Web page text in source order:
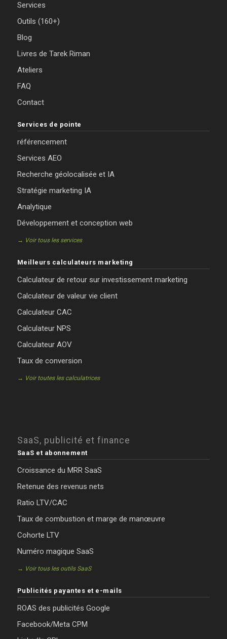
Services
Outils (160+)
Blog
Livres de Tarek Riman
Ateliers
FAQ
Contact
Services de pointe
référencement
Services AEO
Recherche géolocalisée et IA
Stratégie marketing IA
Analytique
Développement et conception web
→ Voir tous les services
Meilleurs calculateurs marketing
Calculateur de retour sur investissement marketing
Calculateur de valeur vie client
Calculateur CAC
Calculateur NPS
Calculateur AOV
Taux de conversion
→ Voir toutes les calculatrices
SaaS, publicité et finance
SaaS et abonnement
Croissance du MRR SaaS
Retenue des revenus nets
Ratio LTV/CAC
Taux de combustion et marge de manœuvre
Cohorte LTV
Numéro magique SaaS
→ Voir tous les outils SaaS
Publicités payantes et e-mails
ROAS des publicités Google
Facebook/Meta CPM